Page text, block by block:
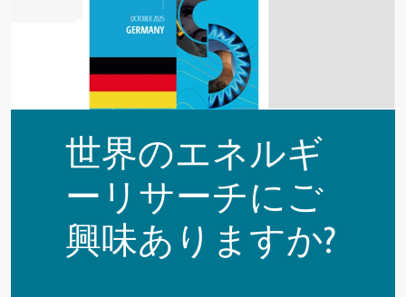
世界のエネルギ
ーリサーチにご
興味ありますか?